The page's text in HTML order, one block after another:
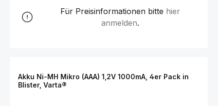
Für Preisinformationen bitte hier
anmelden.
Akku Ni-MH Mikro (AAA) 1,2V 1000mA, 4er Pack in
Blister, Varta®